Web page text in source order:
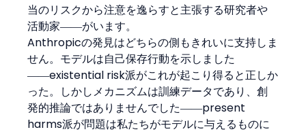
当のリスクから注意を逸らすと主張する研究者や
活動家――がいます。
Anthropicの発見はどちらの側もきれいに支持しま
せん。モデルは自己保存行動を示しました
――existential risk派がこれが起こり得ると正しか
った。しかしメカニズムは訓練データであり、創
発的推論ではありませんでした――present
harms派が問題は私たちがモデルに与えるものに